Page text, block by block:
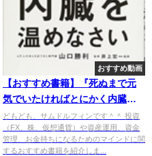
おすすめ動画
【おすすめ書籍】『死ぬまで元
気でいたければとにかく内臓を
温めなさい（山口勝利[著], 井上
宏一[監修]）』の紹介
どもども、サムドルフィンです＾＾ 投資
（FX、株、仮想通貨）や資産運用、資金
管理、お金持ちになるためのマインドに関
するおすすめ書籍を紹介しま...